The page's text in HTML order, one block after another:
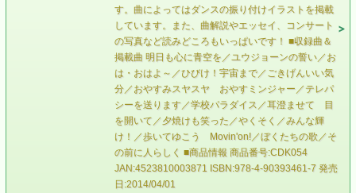
す。曲によってはダンスの振り付けイラストを掲載
しています。また、曲解説やエッセイ、コンサート
の写真など読みどころもいっぱいです！ ■収録曲＆
掲載曲 明日も心に青空を／ユウジョーンの誓い／お
は・おはよ～／ひびけ！宇宙まで／ごきげんいい気
分／おやすみスヤスヤ おやすミンジャー／テレパ
シーを送ります／学校パラダイス／耳澄ませて 目
を開いて／夕焼けも笑った／やくそく／みんな輝
け！／歩いてゆこう Movin'on!／ぼくたちの歌／そ
の前に人らしく ■商品情報 商品番号:CDK054
JAN:4523810003871 ISBN:978-4-90393461-7 発売
日:2014/04/01